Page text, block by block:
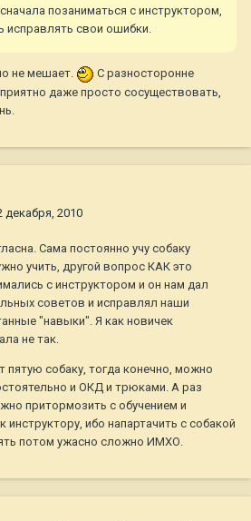
позаниматься с инструктором,
исправлять свои ошибки.
не мешает.
С разносторонне
даже просто сосуществовать,
декабря, 2010
Сама постоянно учу собаку
учить, другой вопрос КАК это
с инструктором и он нам дал
советов и исправлял наши
"навыки". Я как новичек
не так.
собаку, тогда конечно, можно
и ОКД и трюками. А раз
притормозить с обучением и
ибо напартачить с собакой
потом ужасно сложно ИМХО.